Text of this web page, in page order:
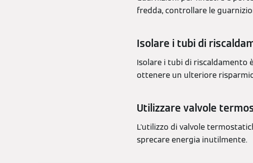
fredda, controllare le
Isolare i tubi di
Isolare i tubi di riscaldamento
ottenere un ulteriore
Utilizzare valvole
L'utilizzo di valvole
sprecare energia inutilmente.